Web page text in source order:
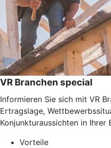
VR Branchen special
Informieren Sie sich mit VR
Ertragslage,
Konjunkturaussichten in Ihrer
Vorteile